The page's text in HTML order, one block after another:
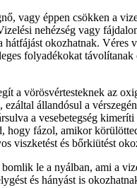
vagy éppen csökken a
nehézség vagy
okozhatnak.
folyadékokat
a vörösvértesteknek az
állandósul a
a vesebetegség
hogy fázol, amikor
viszketést és bőrkiütést
le a nyálban, ami a
és hányást is